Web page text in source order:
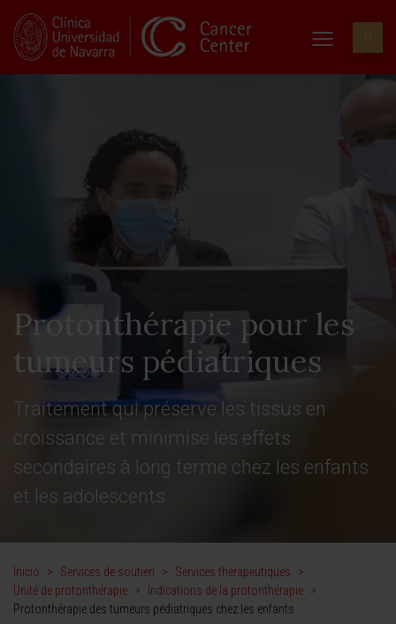
Protonthérapie pour les
tumeurs pédiatriques
Traitement qui préserve les tissus en
croissance et minimise les effets
secondaires à long terme chez les enfants
et les adolescents
Inicio > Services de soutien > Services thérapeutiques
>
Unité de protonthérapie > Indications de la protonthérapie >
Protonthérapie des tumeurs pédiatriques chez les enfants